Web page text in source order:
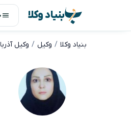
بنیاد وکلا
بنیاد وکلا وکیل وکیل